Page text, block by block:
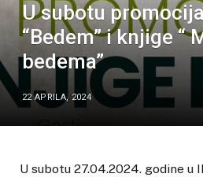
U subotu
“Bedem” i knjige “
bedema”
22 APRILA, 2024
U subotu 27.04.2024. godine u